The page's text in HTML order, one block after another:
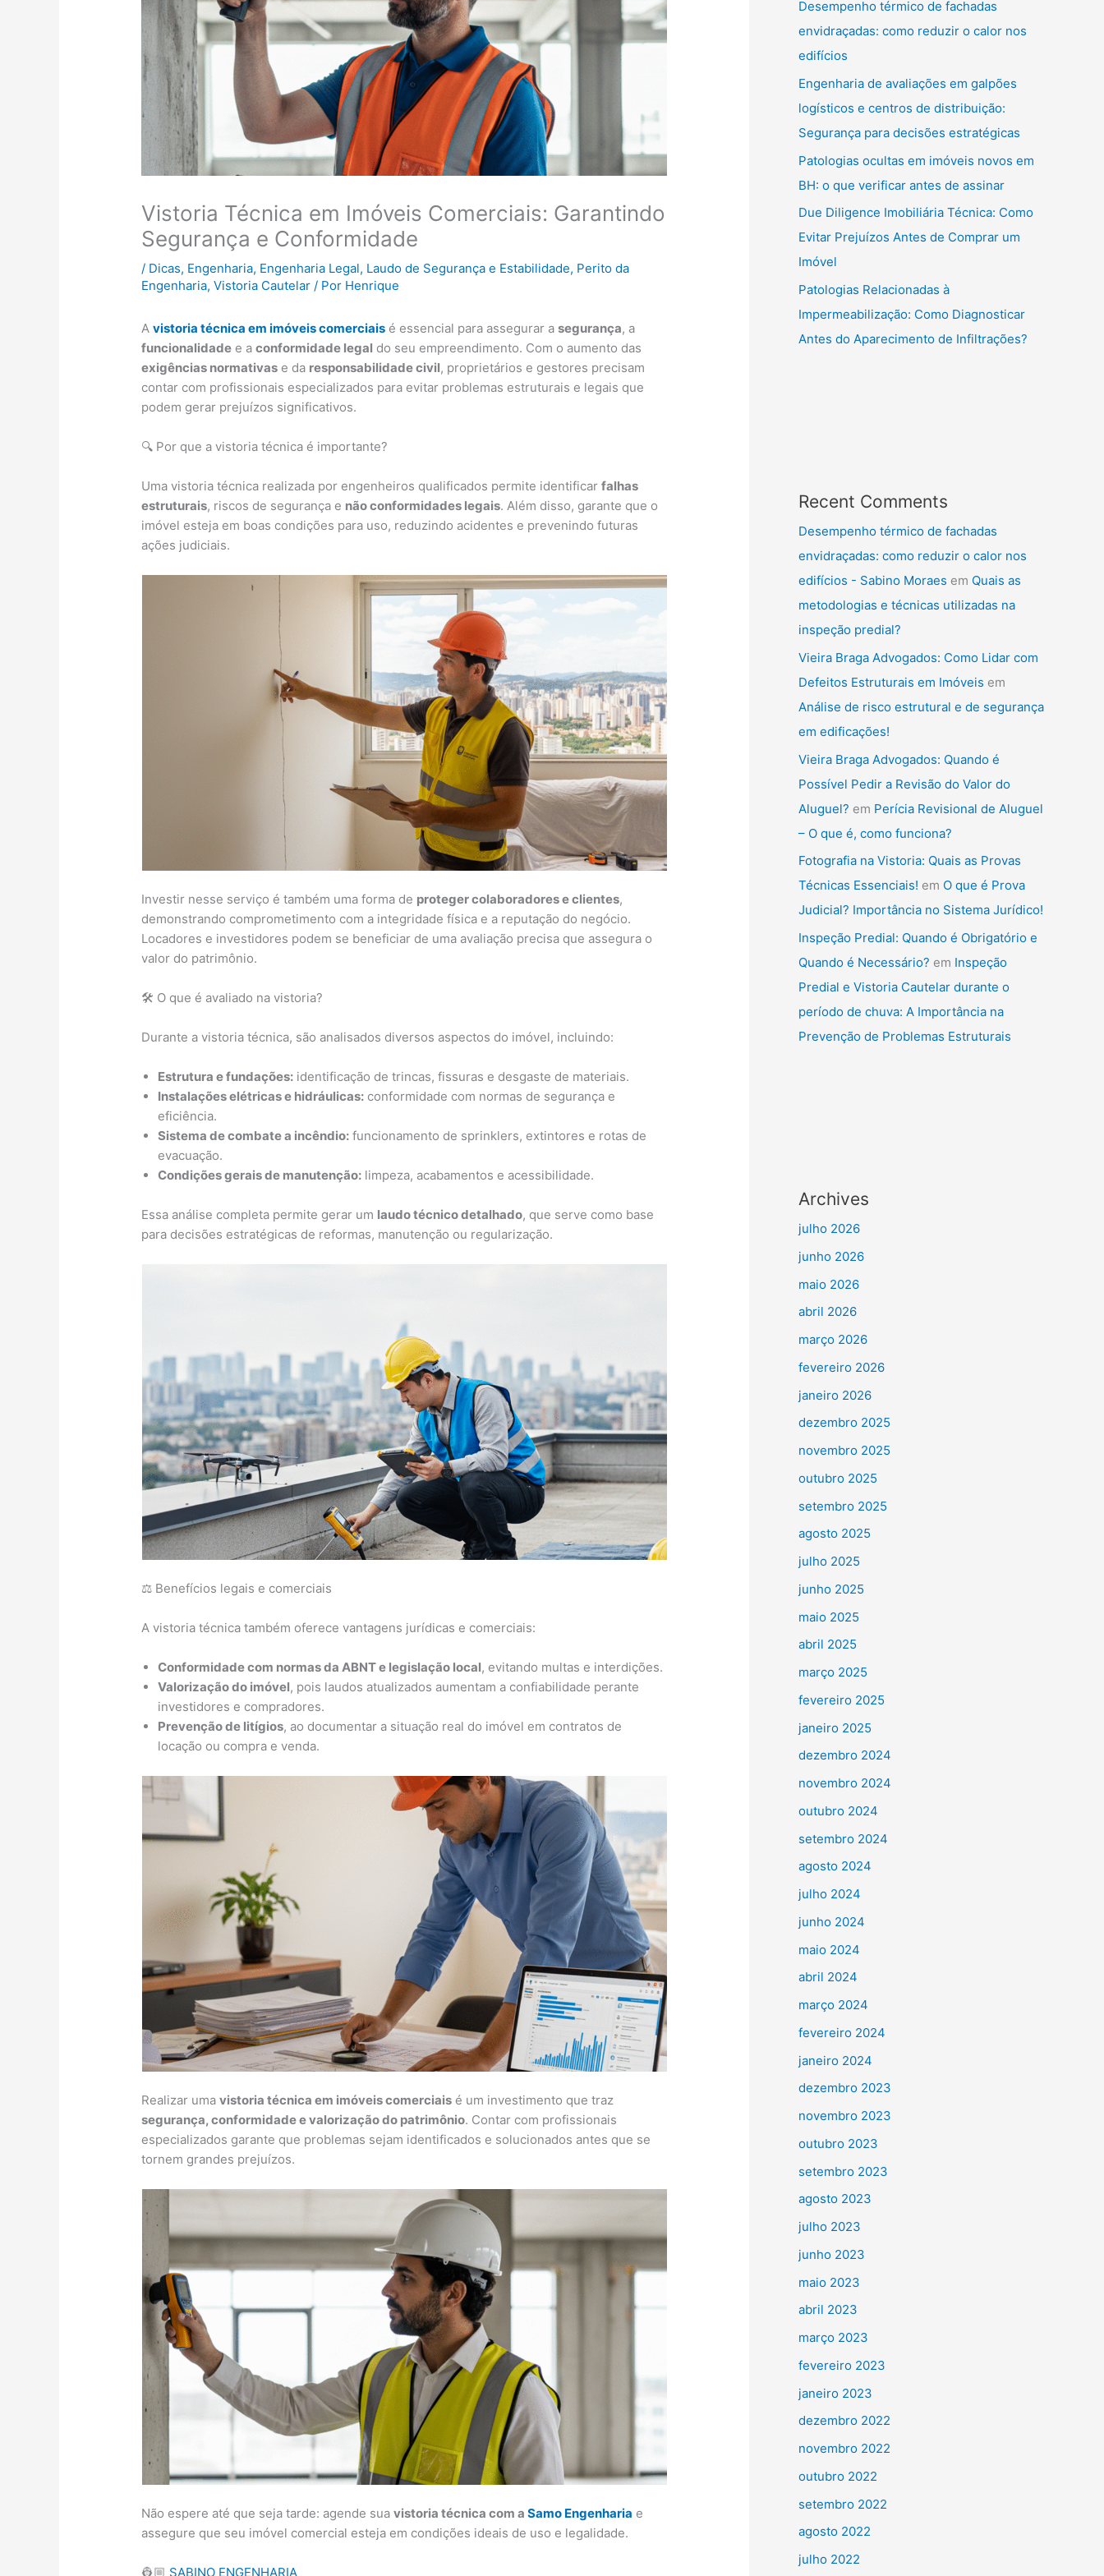
Vistoria Técnica em Imóveis Comerciais: Garantindo
Segurança e Conformidade
/ Dicas, Engenharia, Engenharia Legal, Laudo de Segurança e Estabilidade, Perito da
Engenharia,Vistoria Cautelar / Por Henrique
Avistoria técnica em imóveis comerciais é essencial para assegurar asegurança, a
funcionalidade e aconformidade legal do seu empreendimento. Com o aumento das
exigências normativas e da responsabilidade civil, proprietários e gestores precisam
contar com profissionais especializados para evitar problemas estruturais e legais que
podem gerar prejuízos significativos.
🔍 Por que a vistoria técnica é importante?
Uma vistoria técnica realizada por engenheiros qualificados permite identificarfalhas
estruturais, riscos de segurança e não conformidades legais. Além disso, garante que o
imóvel esteja em boas condições para uso, reduzindo acidentes e prevenindo futuras
ações judiciais.
Investir nesse serviço é também uma forma de proteger colaboradores e clientes,
demonstrando comprometimento com a integridade física e a reputação do negócio.
Locadores e investidores podem se beneficiar de uma avaliação precisa que assegura o
valor do patrimônio.
🛠️ O que é avaliado na vistoria?
Durante a vistoria técnica, são analisados diversos aspectos do imóvel, incluindo:
Estrutura e fundações: identificação de trincas, fissuras e desgaste de materiais.
Instalações elétricas e hidráulicas: conformidade com normas de segurança e
eficiência.
Sistema de combate a incêndio: funcionamento de sprinklers, extintores e rotas de
evacuação.
Condições gerais de manutenção: limpeza, acabamentos e acessibilidade.
Essa análise completa permite gerar um laudo técnico detalhado, que serve como base
para decisões estratégicas de reformas, manutenção ou regularização.
⚖️ Benefícios legais e comerciais
A vistoria técnica também oferece vantagens jurídicas e comerciais:
Conformidade com normas da ABNT e legislação local, evitando multas e interdições.
Valorização do imóvel, pois laudos atualizados aumentam a confiabilidade perante
investidores e compradores.
Prevenção de litígios, ao documentar a situação real do imóvel em contratos de
locação ou compra e venda.
Realizar umavistoria técnica em imóveis comerciais é um investimento que traz
segurança, conformidade e valorização do patrimônio. Contar com profissionais
especializados garante que problemas sejam identificados e solucionados antes que se
tornem grandes prejuízos.
Não espere até que seja tarde: agende suavistoria técnica com aSamo Engenharia e
assegure que seu imóvel comercial esteja em condições ideais de uso e legalidade.
👷🏼 SABINO ENGENHARIA
Desempenho térmico de fachadas
envidraçadas: como reduzir o calor nos
edifícios
Engenharia de avaliações em galpões
logísticos e centros de distribuição:
Segurança para decisões estratégicas
Patologias ocultas em imóveis novos em
BH: o que verificar antes de assinar
Due Diligence Imobiliária Técnica: Como
Evitar Prejuízos Antes de Comprar um
Imóvel
Patologias Relacionadas à
Impermeabilização: Como Diagnosticar
Antes do Aparecimento de Infiltrações?
Recent Comments
Desempenho térmico de fachadas
envidraçadas: como reduzir o calor nos
edifícios - Sabino Moraes em Quais as
metodologias e técnicas utilizadas na
inspeção predial?
Vieira Braga Advogados: Como Lidar com
Defeitos Estruturais em Imóveis em
Análise de risco estrutural e de segurança
em edificações!
Vieira Braga Advogados: Quando é
Possível Pedir a Revisão do Valor do
Aluguel? em Perícia Revisional de Aluguel
– O que é, como funciona?
Fotografia na Vistoria: Quais as Provas
Técnicas Essenciais! em O que é Prova
Judicial? Importância no Sistema Jurídico!
Inspeção Predial: Quando é Obrigatório e
Quando é Necessário? em Inspeção
Predial e Vistoria Cautelar durante o
período de chuva: A Importância na
Prevenção de Problemas Estruturais
Archives
julho 2026
junho 2026
maio 2026
abril 2026
março 2026
fevereiro 2026
janeiro 2026
dezembro 2025
novembro 2025
outubro 2025
setembro 2025
agosto 2025
julho 2025
junho 2025
maio 2025
abril 2025
março 2025
fevereiro 2025
janeiro 2025
dezembro 2024
novembro 2024
outubro 2024
setembro 2024
agosto 2024
julho 2024
junho 2024
maio 2024
abril 2024
março 2024
fevereiro 2024
janeiro 2024
dezembro 2023
novembro 2023
outubro 2023
setembro 2023
agosto 2023
julho 2023
junho 2023
maio 2023
abril 2023
março 2023
fevereiro 2023
janeiro 2023
dezembro 2022
novembro 2022
outubro 2022
setembro 2022
agosto 2022
julho 2022